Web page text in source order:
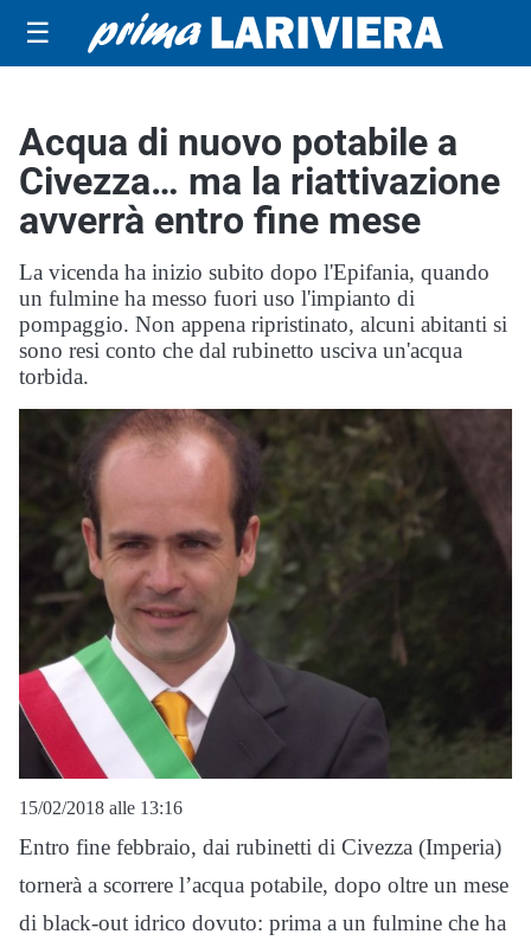
☰
Acqua di nuovo potabile a
Civezza… ma la riattivazione
avverrà entro fine mese
La vicenda ha inizio subito dopo l'Epifania, quando
un fulmine ha messo fuori uso l'impianto di
pompaggio. Non appena ripristinato, alcuni abitanti si
sono resi conto che dal rubinetto usciva un'acqua
torbida.
15/02/2018 alle 13:16
Entro fine febbraio, dai rubinetti di Civezza (Imperia)
tornerà a scorrere l’acqua potabile, dopo oltre un mese
di black-out idrico dovuto: prima a un fulmine che ha